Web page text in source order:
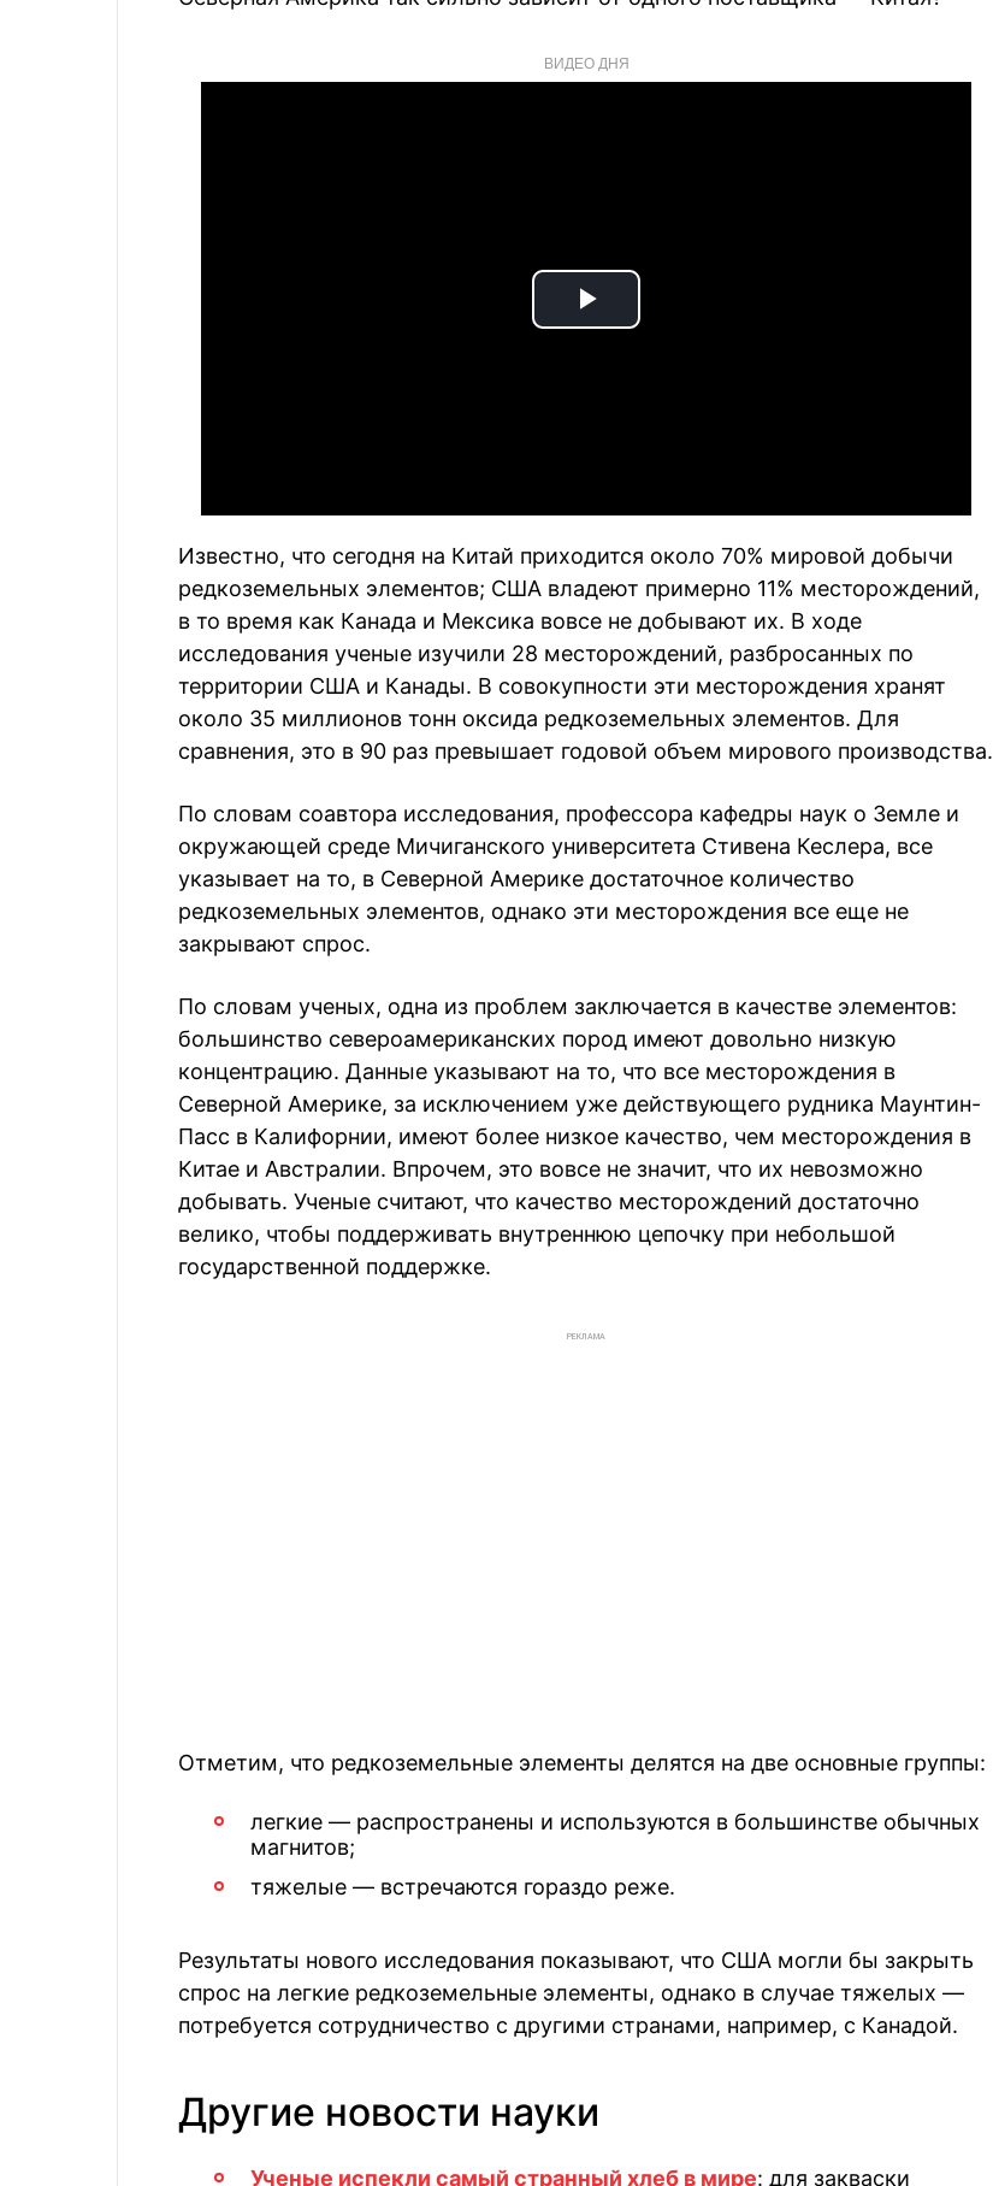
ВИДЕО ДНЯ
Play
Известно, что сегодня на Китай приходится около 70% мировой добычи
редкоземельных элементов; США владеют примерно 11% месторождений,
в то время как Канада и Мексика вовсе не добывают их. В ходе
исследования ученые изучили 28 месторождений, разбросанных по
территории США и Канады. В совокупности эти месторождения хранят
около 35 миллионов тонн оксида редкоземельных элементов. Для
сравнения, это в 90 раз превышает годовой объем мирового производства.
По словам соавтора исследования, профессора кафедры наук о Земле и
окружающей среде Мичиганского университета Стивена Кеслера, все
указывает на то, в Северной Америке достаточное количество
редкоземельных элементов, однако эти месторождения все еще не
закрывают спрос.
По словам ученых, одна из проблем заключается в качестве элементов:
большинство североамериканских пород имеют довольно низкую
концентрацию. Данные указывают на то, что все месторождения в
Северной Америке, за исключением уже действующего рудника Маунтин-
Пасс в Калифорнии, имеют более низкое качество, чем месторождения в
Китае и Австралии. Впрочем, это вовсе не значит, что их невозможно
добывать. Ученые считают, что качество месторождений достаточно
велико, чтобы поддерживать внутреннюю цепочку при небольшой
государственной поддержке.
РЕКЛАМА
Отметим, что редкоземельные элементы делятся на две основные группы:
легкие — распространены и используются в большинстве обычных
магнитов;
тяжелые — встречаются гораздо реже.
Результаты нового исследования показывают, что США могли бы закрыть
спрос на легкие редкоземельные элементы, однако в случае тяжелых —
потребуется сотрудничество с другими странами, например, с Канадой.
Другие новости науки
Ученые испекли самый странный хлеб в мире: для закваски